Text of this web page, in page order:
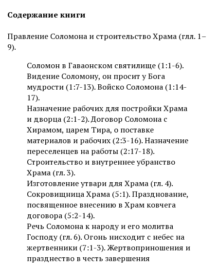
Содержание книги
Правление Соломона и строительство Храма (глл. 1–
9).
Соломон в Гаваонском святилище (1:1-6).
Видение Соломону, он просит у Бога
мудрости (1:7-13). Войско Соломона (1:14-
17).
Назначение рабочих для постройки Храма
и дворца (2:1-2). Договор Соломона с
Хирамом, царем Тира, о поставке
материалов и рабочих (2:3-16). Назначение
переселенцев на работы (2:17-18).
Строительство и внутреннее убранство
Храма (гл. 3).
Изготовление утвари для Храма (гл. 4).
Сокровищница Храма (5:1). Празднование,
посвященное внесению в Храм ковчега
договора (5:2-14).
Речь Соломона к народу и его молитва
Господу (гл. 6). Огонь нисходит с небес на
жертвенники (7:1-3). Жертвоприношения и
празднество в честь завершения